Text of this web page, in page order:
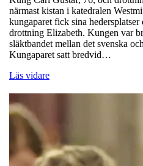
närmast kistan i katedralen
kungaparet fick sina
drottning Elizabeth. Kungen var
släktbandet mellan det svenska
Kungaparet satt bredvid…
Läs vidare